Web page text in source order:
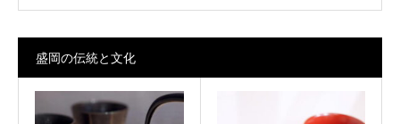
盛岡の伝統と文化